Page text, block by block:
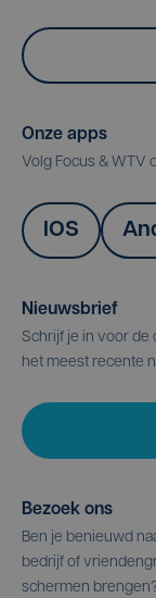
Onze apps
Volg Focus & WTV
IOS
Nieuwsbrief
Schrijf je in voor de
het meest recente
Bezoek ons
Ben je benieuwd
bedrijf of
schermen